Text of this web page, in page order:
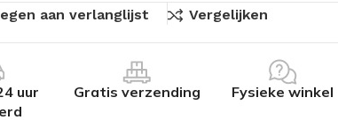
aan verlanglijst Vergelijken
uur
Gratis verzending Fysieke winkel